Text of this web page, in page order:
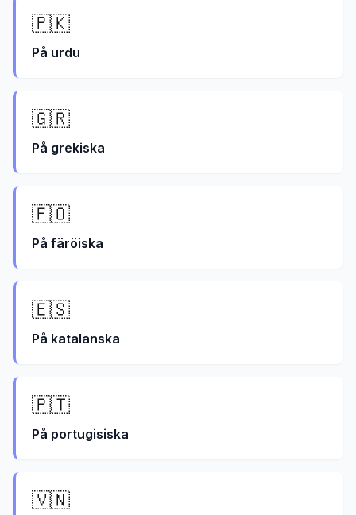
🇵🇰
På urdu
🇬🇷
På grekiska
🇫🇴
På färöiska
🇪🇸
På katalanska
🇵🇹
På portugisiska
🇻🇳